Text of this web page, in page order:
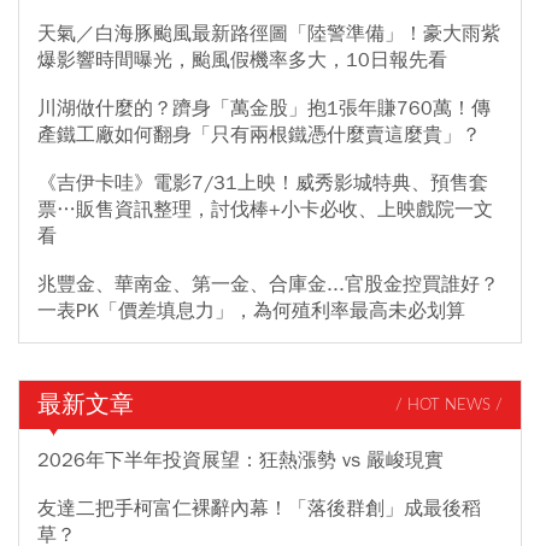
天氣／白海豚颱風最新路徑圖「陸警準備」！豪大雨紫
爆影響時間曝光，颱風假機率多大，10日報先看
川湖做什麼的？躋身「萬金股」抱1張年賺760萬！傳
產鐵工廠如何翻身「只有兩根鐵憑什麼賣這麼貴」？
《吉伊卡哇》電影7/31上映！威秀影城特典、預售套
票…販售資訊整理，討伐棒+小卡必收、上映戲院一文
看
兆豐金、華南金、第一金、合庫金...官股金控買誰好？
一表PK「價差填息力」，為何殖利率最高未必划算
最新文章 / HOT NEWS /
2026年下半年投資展望：狂熱漲勢 vs 嚴峻現實
友達二把手柯富仁裸辭內幕！「落後群創」成最後稻
草？